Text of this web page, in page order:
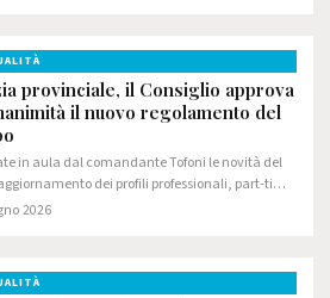
provinciale, il Consiglio approva
il nuovo regolamento del
in aula dal comandante Tofoni le novità del
dei profili professionali, part-time
e rafforzamento delle funzioni della
2026